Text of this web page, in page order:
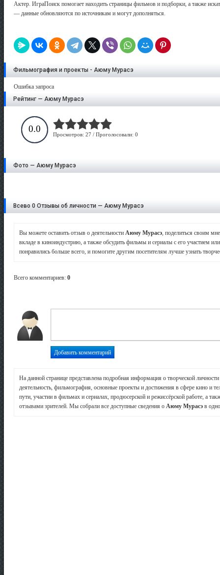
Актер. ИграПоиск помогает находить страницы фильмов и подборки, а также
— данные обновляются по источникам и могут дополняться.
Фильмография и проекты - Аюму Мурасэ
Ошибка запроса
Рейтинг — Аюму Мурасэ
0.0
Просмотров: 27 / Проголосовали: 0
Фото — Аюму Мурасэ
Всево 0 Отзывы об личности — Аюму Мурасэ
Вы можете оставить отзыв о деятельности Аюму Мурасэ, поделиться своим
вкладе в киноиндустрию, а также обсудить фильмы и сериалы с его участием
понравились больше всего, и помогите другим посетителям лучше узнать
Всего комментариев: 0
На данной странице представлена подробная информация о творческой личности
деятельность, фильмография, основные проекты и достижения в сфере кино и
пути, участии в фильмах и сериалах, продюсерской и режиссёрской работе, а
отзывами зрителей. Мы собрали все доступные сведения о Аюму Мурасэ в